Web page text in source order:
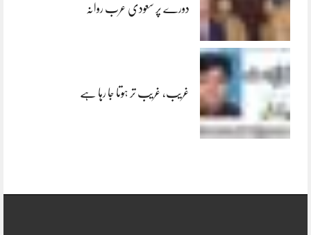
دورے پر سعودی عرب روانہ
غریب، غریب تر ہوتا جا رہا ہے